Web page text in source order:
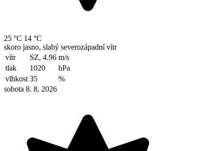
25 °C 14 °C
skoro jasno, slabý severozápadní vítr
vítr
SZ, 4.96 m/s
tlak
1020
hPa
vlhkost 35
%
sobota 8. 8. 2026